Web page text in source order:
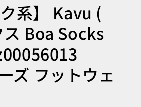
系】 Kavu (
Boa Socks
ズ フットウェ